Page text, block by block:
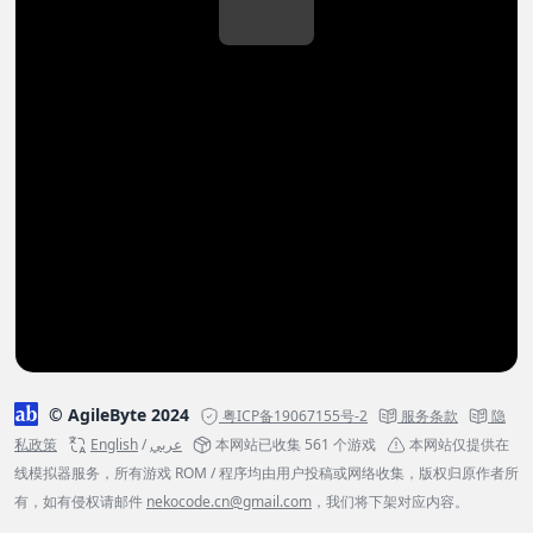
© AgileByte 2024 粤ICP备19067155号-2 服务条款
隐
私政策
English/عربي 本网站已收集 561 个游戏
本网站仅提供在
线模拟器服务，所有游戏 ROM / 程序均由用户投稿或网络收集，版权归原作者所
有，如有侵权请邮件 nekocode.cn@gmail.com ，我们将下架对应内容。